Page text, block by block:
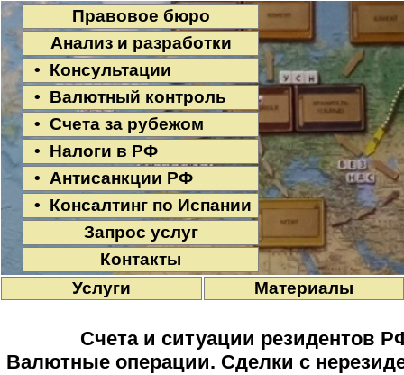
Правовое бюро
Анализ и разработки
• Консультации
• Валютный контроль
• Счета за рубежом
• Налоги в РФ
• Антисанкции РФ
• Консалтинг по Испании
Запрос услуг
Контакты
Услуги
Материалы
Счета и ситуации резидентов
Валютные операции. Сделки с